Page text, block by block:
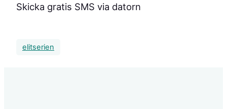
Skicka gratis SMS via datorn
elitserien